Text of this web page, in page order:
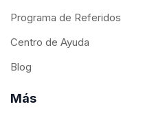
Programa de Referidos
Centro de Ayuda
Blog
Más